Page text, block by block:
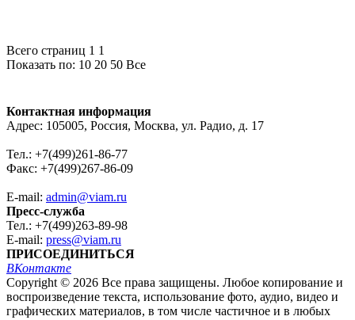
Всего страниц 1 1
Показать по: 10 20 50 Все
Контактная информация
Адрес: 105005, Россия, Москва, ул. Радио, д. 17
Тел.: +7(499)261-86-77
Факс: +7(499)267-86-09
E-mail: admin@viam.ru
Пресс-служба
Тел.: +7(499)263-89-98
E-mail: press@viam.ru
ПРИСОЕДИНИТЬСЯ
ВКонтакте
Copyright © 2026 Все права защищены. Любое копирование и
воспроизведение текста, использование фото, аудио, видео и
графических материалов, в том числе частичное и в любых